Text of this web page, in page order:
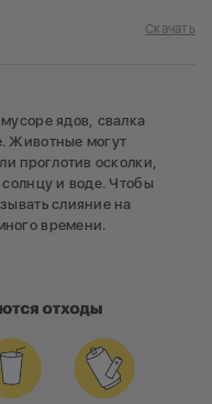
Скачать
ядов, свалка
Животные могут
проглотив осколки,
и воде. Чтобы
слияние на
времени.